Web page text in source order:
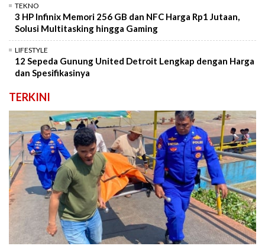
TEKNO
3 HP Infinix Memori 256 GB dan NFC Harga Rp1 Jutaan,
Solusi Multitasking hingga Gaming
LIFESTYLE
12 Sepeda Gunung United Detroit Lengkap dengan Harga
dan Spesifikasinya
TERKINI